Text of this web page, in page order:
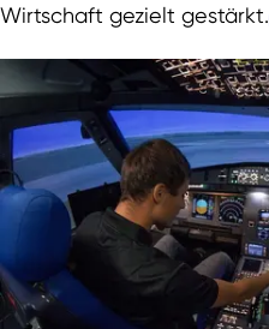
Presse
Wirtschaft gezielt gestärkt.